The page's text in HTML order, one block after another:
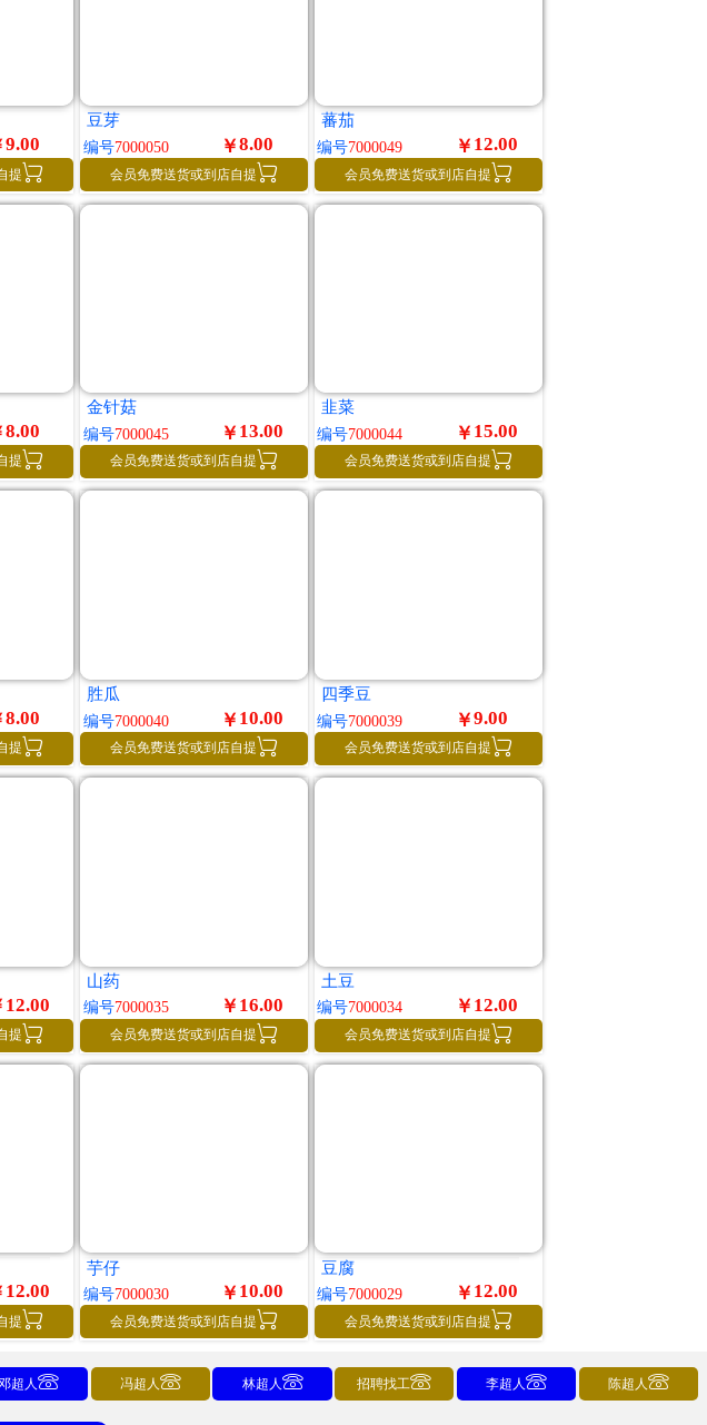
9.00
提 
豆芽
编号7000050 ￥8.00
会员免费送货或到店自提 
蕃茄
编号7000049 ￥ 12.00
会员免费送货或到店自提 
8.00
提 
金针菇
编号7000045 ￥ 13.00
会员免费送货或到店自提 
韭菜
编号7000044 ￥ 15.00
会员免费送货或到店自提 
8.00
提 
胜瓜
编号7000040 ￥ 10.00
会员免费送货或到店自提 
四季豆
编号7000039 ￥9.00
会员免费送货或到店自提 
12.00
提 
山药
编号7000035 ￥ 16.00
会员免费送货或到店自提 
土豆
编号7000034 ￥ 12.00
会员免费送货或到店自提 
12.00
提 
芋仔
编号7000030 ￥ 10.00
会员免费送货或到店自提 
豆腐
编号7000029 ￥ 12.00
会员免费送货或到店自提 
邓超人 冯超人  林超人 招聘找工 李超人  陈超人